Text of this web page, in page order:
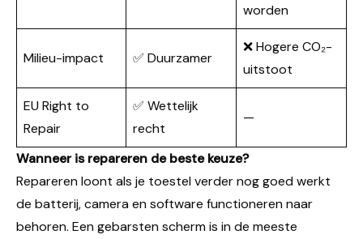
worden
Milieu-impact ✅ Duurzamer
❌ Hogere CO₂-
uitstoot
EU Right to
Repair
✅ Wettelijk
recht
—
Wanneer is repareren de beste keuze?
Repareren loont als je toestel verder nog goed werkt
de batterij, camera en software functioneren naar
behoren. Een gebarsten scherm is in de meeste